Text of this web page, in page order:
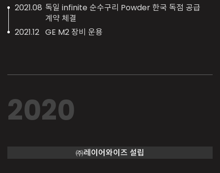
2021.08 독일 infinite 순수구리 Powder 한국 독점 공급
계약 체결
2021.12 GE M2 장비 운용
2020
㈜레이어와이즈 설립